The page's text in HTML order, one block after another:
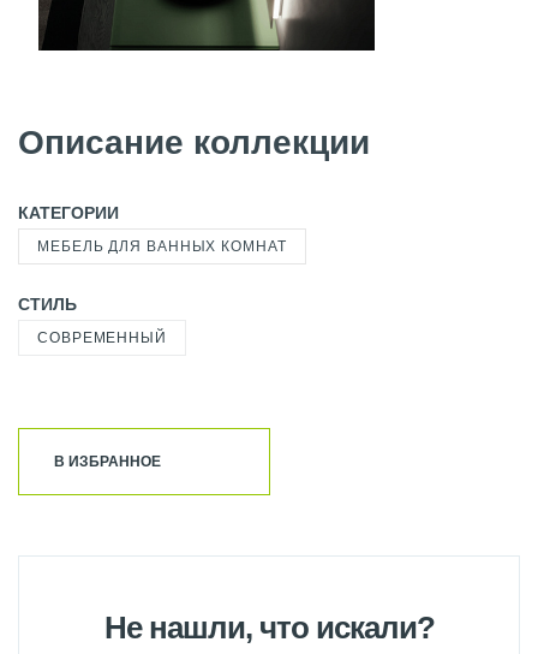
Описание коллекции
КАТЕГОРИИ
МЕБЕЛЬ ДЛЯ ВАННЫХ КОМНАТ
СТИЛЬ
СОВРЕМЕННЫЙ
В ИЗБРАННОЕ
Не нашли, что искали?